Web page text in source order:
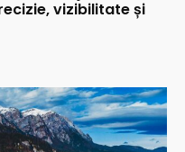
vizibilitate și